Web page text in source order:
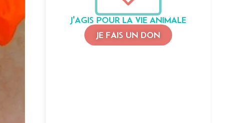
J'AGIS POUR LA VIE ANIMALE
JE FAIS UN DON